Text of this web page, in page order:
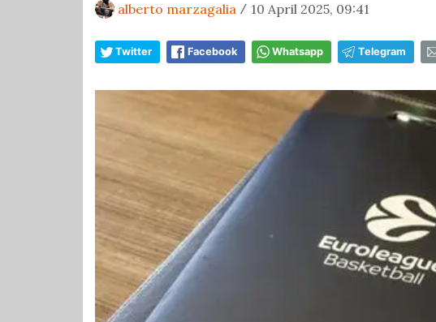
alberto marzagalia / 10 April 2025, 09:41
Twitter Facebook Whatsapp Telegram